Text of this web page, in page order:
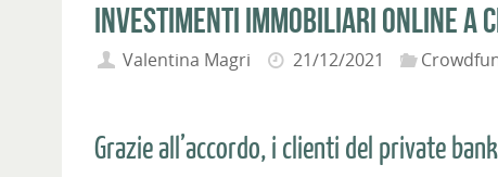
investimenti immobiliari online a
Valentina Magri 21/12/2021
Grazie all’accordo, i clienti del private